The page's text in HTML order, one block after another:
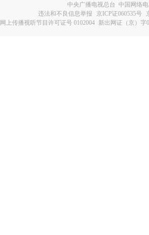
中央广播电视总台 中国网络
违法和不良信息举报
京ICP证060535号
网上传播视听节目许可证号 0102004 新出网证（京）